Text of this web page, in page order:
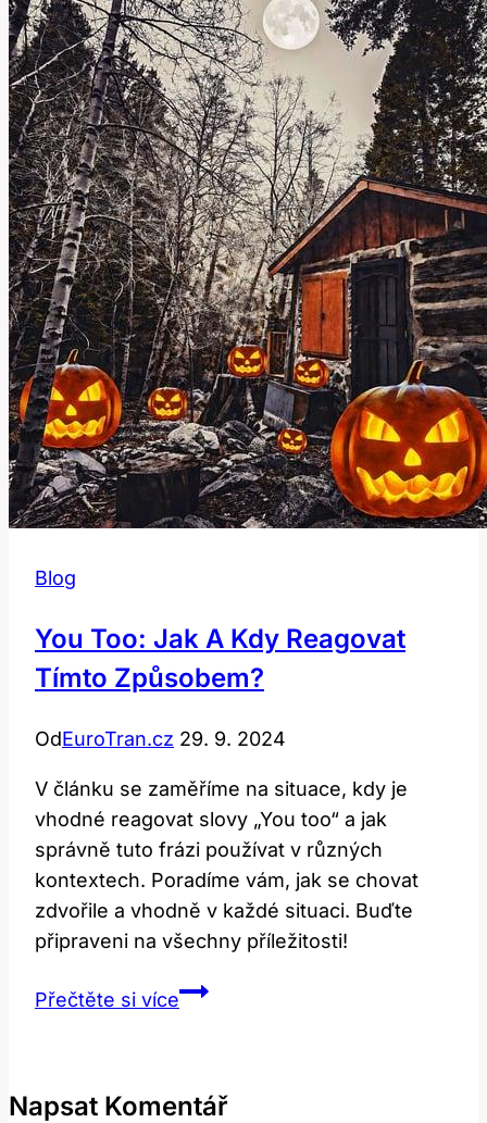
Této
Německé
Fráze
Blog
You Too: Jak A Kdy Reagovat
Tímto Způsobem?
OdEuroTran.cz 29. 9. 2024
V článku se zaměříme na situace, kdy je
vhodné reagovat slovy „You too“ a jak
správně tuto frázi používat v různých
kontextech. Poradíme vám, jak se chovat
zdvořile a vhodně v každé situaci. Buďte
připraveni na všechny příležitosti!
Přečtěte si víceYou
Kdy
Napsat Komentář